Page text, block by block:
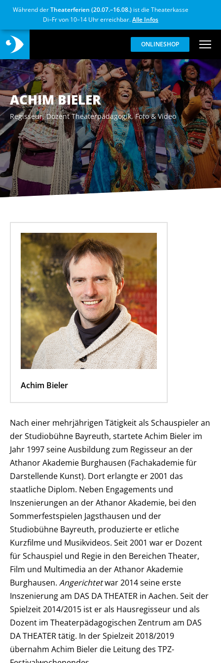
Während derTheaterferien (20.07.–16.08.) ist die Theaterkasse
Di–Fr von 10–14 Uhr erreichbar.Alle Infos
ONLINESHOP
ACHIM BIELER
Regisseur, Dozent Theaterpädagogik, Foto & Video
Achim Bieler
Nach einer mehrjährigen Tätigkeit als Schauspieler an
der Studiobühne Bayreuth, startete Achim Bieler im
Jahr 1997 seine Ausbildung zum Regisseur an der
Athanor Akademie Burghausen (Fachakademie für
Darstellende Kunst). Dort erlangte er 2001 das
staatliche Diplom. Neben Engagements und
Inszenierungen an der Athanor Akademie, bei den
Sommerfestspielen Jagsthausen und der
Studiobühne Bayreuth, produzierte er etliche
Kurzfilme und Musikvideos. Seit 2001 war er Dozent
für Schauspiel und Regie in den Bereichen Theater,
Film und Multimedia an der Athanor Akademie
Burghausen. Angerichtetwar 2014 seine erste
Inszenierung am DAS DA THEATER in Aachen. Seit der
Spielzeit 2014/2015 ist er als Hausregisseur und als
Dozent im Theaterpädagogischen Zentrum am DAS
DA THEATER tätig. In der Spielzeit 2018/2019
übernahm Achim Bieler die Leitung des TPZ-